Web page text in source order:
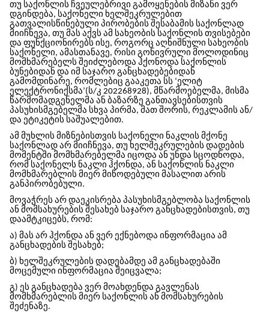
თუ საქონლის ჩვეულებრივი გამოყენების მიზანი ვერ
დგინდება, საქონელი ხელშეკრულებით
გათვალისწინებული პირობების შესაბამის საქონლად
მიიჩნევა, თუ მას აქვს ამ სახეობის საქონლის თვისებები
და ფუნქციონირებს ისე, როგორც აღნიშნული სახეობის
საქონელი, ამასთანავე, რისი გონივრული მოლოდინიც
მომხმარებელს შეიძლებოდა ჰქონოდა საქონლის
ბუნებიდან და იმ საჯარო განცხადებებიდან
გამომდინარე, რომლებიც გააკეთა სს ‘ელიტ
ელექტრონიქსმა’(ს/კ 202268928), მწარმოებელმა, მისმა
წარმომადგენელმა ან ბაზარზე განთავსებისთვის
პასუხისმგებელმა სხვა პირმა, მათ შორის, რეკლამის ან/
და ეტიკეტის საშუალებით.
ამ მუხლის მიზნებისთვის საქონელი ნაკლის მქონე
საქონლად არ მიიჩნევა, თუ ხელშეკრულების დადების
მომენტში მომხმარებელმა იცოდა ან უნდა სცოდნოდა,
რომ საქონელს ნაკლი ჰქონდა, ან საქონლის ნაკლი
მომხმარებლის მიერ მიწოდებული მასალით არის
განპირობებული.
მოვაჭრეს არ დაეკისრება პასუხისმგებლობა საქონლის
ან მომსახურების შესახებ საჯარო განცხადებისთვის, თუ
დაამტკიცებს, რომ:
ა) მას არ ჰქონდა ან ვერ ექნებოდა ინფორმაცია ამ
განცხადების შესახებ;
ბ) ხელშეკრულების დადებამდე ამ განცხადებაში
მოცემული ინფორმაცია შეიცვალა;
გ) ეს განცხადება ვერ მოახდენდა გავლენას
მომხმარებლის მიერ საქონლის ან მომსახურების
შეძენაზე.